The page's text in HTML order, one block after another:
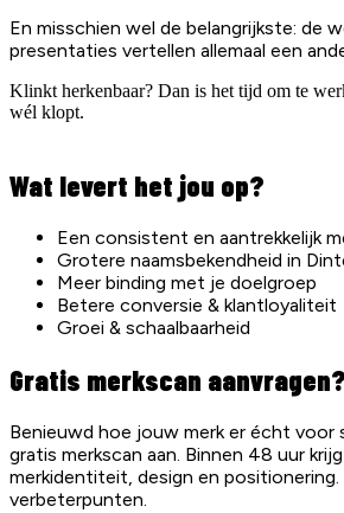
En misschien wel de belangrijkste: de
presentaties vertellen allemaal een
Klinkt herkenbaar? Dan is het tijd om te
wél klopt.
Wat levert het jou op?
Een consistent en aantrekkelijk
Grotere naamsbekendheid in
Meer binding met je doelgroep
Betere conversie & klantloyaliteit
Groei & schaalbaarheid
Gratis merkscan aanvragen?
Benieuwd hoe jouw merk er écht voor
gratis merkscan aan. Binnen 48 uur
merkidentiteit, design en
verbeterpunten.